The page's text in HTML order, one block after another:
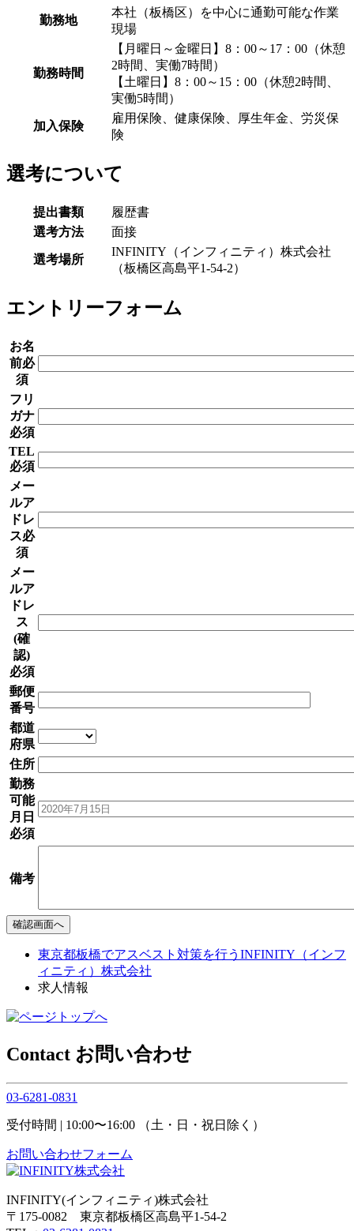
勤務地
本社（板橋区）を中心に通勤可能な作業
現場
勤務時間
【月曜日～金曜日】8：00～17：00（休憩
2時間、実働7時間）
【土曜日】8：00～15：00（休憩2時間、
実働5時間）
加入保険
雇用保険、健康保険、厚生年金、労災保
険
選考について
提出書類
履歴書
選考方法
面接
選考場所
INFINITY（インフィニティ）株式会社
（板橋区高島平1-54-2）
エントリーフォーム
お名
前必
須
フリ
ガナ
必須
TEL
必須
メー
ルア
ドレ
ス必
須
メー
ルア
ドレ
ス
(確
認)
必須
郵便
番号
都道
府県
住所
勤務
可能
月日
必須
備考
東京都板橋でアスベスト対策を行うINFINITY（インフ
ィニティ）株式会社
求人情報
Contact お問い合わせ
03-6281-0831
受付時間 | 10:00〜16:00 （土・日・祝日除く）
お問い合わせフォーム
INFINITY(インフィニティ)株式会社
〒175-0082 東京都板橋区高島平1-54-2